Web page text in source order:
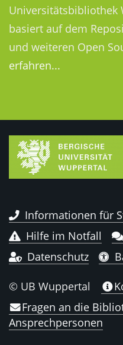
Universitätsbibliothek
basiert auf dem
und weiteren Open
erfahren...
Informationen für
Hilfe im Notfall
Datenschutz
© UB Wuppertal
Fragen an die
Ansprechpersonen